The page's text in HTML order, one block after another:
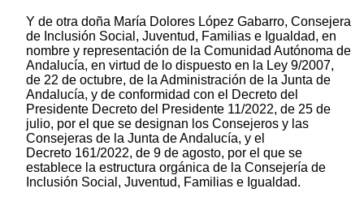
Y de otra doña María Dolores López Gabarro, Consejera
de Inclusión Social, Juventud, Familias e Igualdad, en
nombre y representación de la Comunidad Autónoma de
Andalucía, en virtud de lo dispuesto en la Ley 9/2007,
de 22 de octubre, de la Administración de la Junta de
Andalucía, y de conformidad con el Decreto del
Presidente Decreto del Presidente 11/2022, de 25 de
julio, por el que se designan los Consejeros y las
Consejeras de la Junta de Andalucía, y el
Decreto 161/2022, de 9 de agosto, por el que se
establece la estructura orgánica de la Consejería de
Inclusión Social, Juventud, Familias e Igualdad.